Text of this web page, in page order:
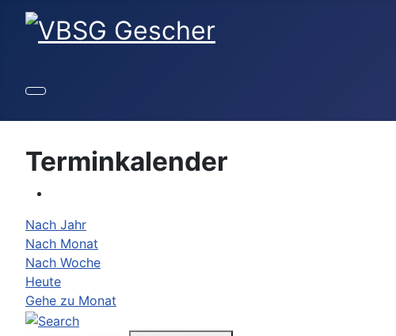
Terminkalender
Nach Jahr
Nach Monat
Nach Woche
Heute
Gehe zu Monat